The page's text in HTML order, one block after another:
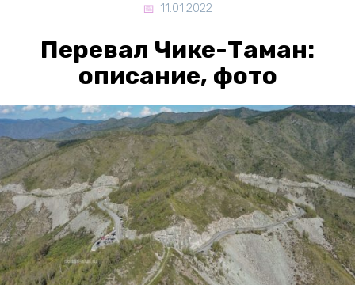
11.01.2022
Перевал Чике-Таман:
описание, фото